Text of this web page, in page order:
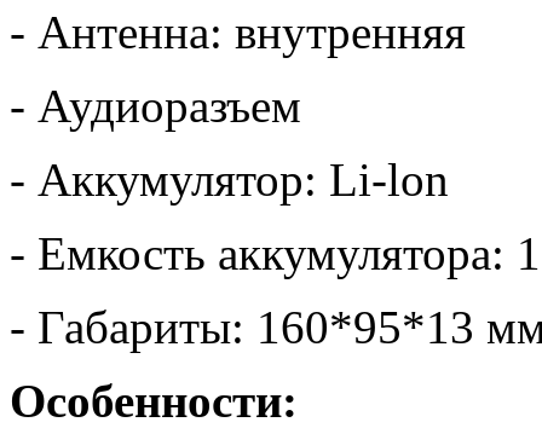
- Антенна: внутренняя
- Аудиоразъем
- Аккумулятор: Li-lon
- Емкость аккумулятора:
- Габариты: 160*95*13
Особенности: